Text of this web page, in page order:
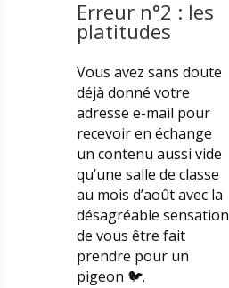
Erreur n°2 : les
platitudes
Vous avez sans doute
déjà donné votre
adresse e-mail pour
recevoir en échange
un contenu aussi vide
qu’une salle de classe
au mois d’août avec la
désagréable sensation
de vous être fait
prendre pour un
pigeon 🐦.